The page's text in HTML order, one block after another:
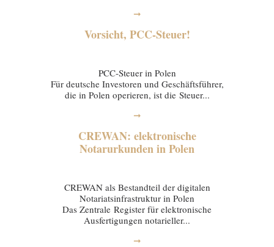
➞
Vorsicht, PCC-Steuer!
PCC-Steuer in Polen
Für deutsche Investoren und Geschäftsführer,
die in Polen operieren, ist die Steuer...
➞
CREWAN: elektronische
Notarurkunden in Polen
CREWAN als Bestandteil der digitalen
Notariatsinfrastruktur in Polen
Das Zentrale Register für elektronische
Ausfertigungen notarieller...
➞